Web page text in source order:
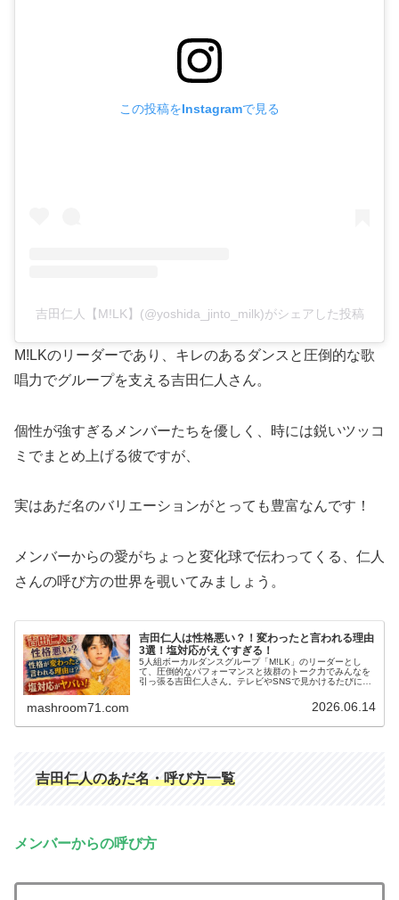
この投稿をInstagramで見る
吉田仁人【M!LK】(@yoshida_jinto_milk)がシェアした投稿
M!LKのリーダーであり、キレのあるダンスと圧倒的な歌
唱力でグループを支える吉田仁人さん。
個性が強すぎるメンバーたちを優しく、時には鋭いツッコ
ミでまとめ上げる彼ですが、
実はあだ名のバリエーションがとっても豊富なんです！
メンバーからの愛がちょっと変化球で伝わってくる、仁人
さんの呼び方の世界を覗いてみましょう。
吉田仁人は性格悪い？！変わったと言われる理由
3選！塩対応がえぐすぎる！
5人組ボーカルダンスグループ「M!LK」のリーダーとし
て、圧倒的なパフォーマンスと抜群のトーク力でみんなを
引っ張る吉田仁人さん。テレビやSNSで見かけるたびに、
mashroom71.com 2026.06.14
吉田仁人のあだ名・呼び方一覧
メンバーからの呼び方